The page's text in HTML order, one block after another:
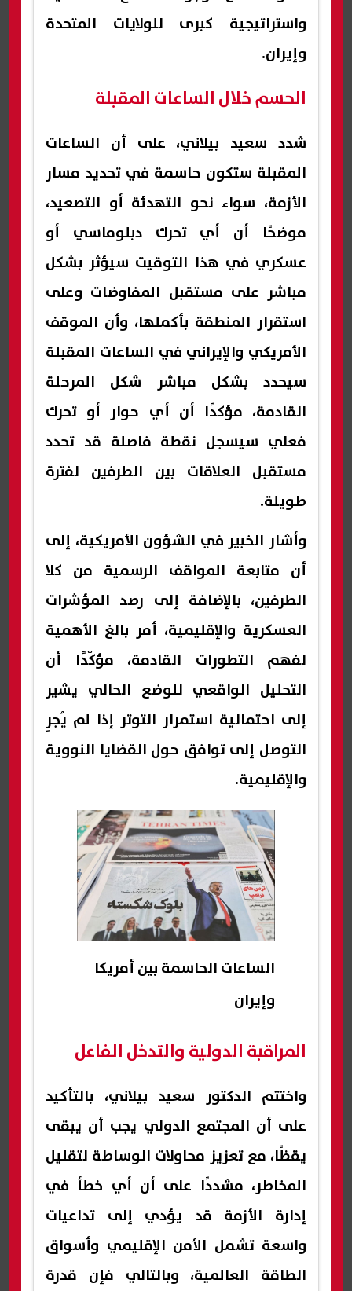
واستراتيجية كبرى للولايات المتحدة
وإيران.
الحسم خلال الساعات المقبلة
شدد سعيد بيلاني، على أن الساعات
المقبلة ستكون حاسمة في تحديد مسار
الأزمة، سواء نحو التهدئة أو التصعيد،
موضحًا أن أي تحرك دبلوماسي أو
عسكري في هذا التوقيت سيؤثر بشكل
مباشر على مستقبل المفاوضات وعلى
استقرار المنطقة بأكملها، وأن الموقف
الأمريكي والإيراني في الساعات المقبلة
سيحدد بشكل مباشر شكل المرحلة
القادمة، مؤكدًا أن أي حوار أو تحرك
فعلي سيسجل نقطة فاصلة قد تحدد
مستقبل العلاقات بين الطرفين لفترة
طويلة.
وأشار الخبير في الشؤون الأمريكية، إلى
أن متابعة المواقف الرسمية من كلا
الطرفين، بالإضافة إلى رصد المؤشرات
العسكرية والإقليمية، أمر بالغ الأهمية
لفهم التطورات القادمة، مؤكّدًا أن
التحليل الواقعي للوضع الحالي يشير
إلى احتمالية استمرار التوتر إذا لم يُجرِ
التوصل إلى توافق حول القضايا النووية
والإقليمية.
الساعات الحاسمة بين أمريكا
وإيران
المراقبة الدولية والتدخل الفاعل
واختتم الدكتور سعيد بيلاني، بالتأكيد
على أن المجتمع الدولي يجب أن يبقى
يقظًا، مع تعزيز محاولات الوساطة لتقليل
المخاطر، مشددًا على أن أي خطأ في
إدارة الأزمة قد يؤدي إلى تداعيات
واسعة تشمل الأمن الإقليمي وأسواق
الطاقة العالمية، وبالتالي فإن قدرة